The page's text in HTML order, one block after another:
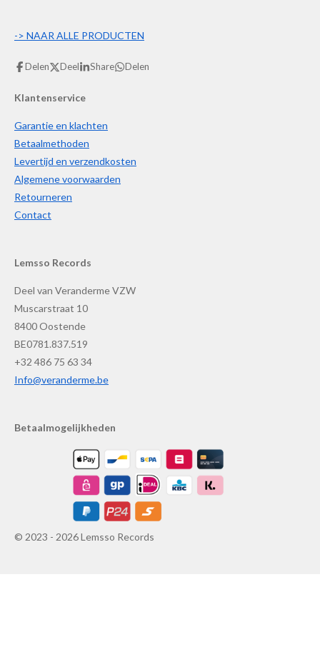
-> NAAR ALLE PRODUCTEN
Delen Deel Share Delen
Klantenservice
Garantie en klachten
Betaalmethoden
Levertijd en verzendkosten
Algemene voorwaarden
Retourneren
Contact
Lemsso Records
Deel van Veranderme VZW
Muscarstraat 10
8400 Oostende
BE0781.837.519
+32 486 75 63 34
Info@veranderme.be
Betaalmogelijkheden
© 2023 - 2026 Lemsso Records